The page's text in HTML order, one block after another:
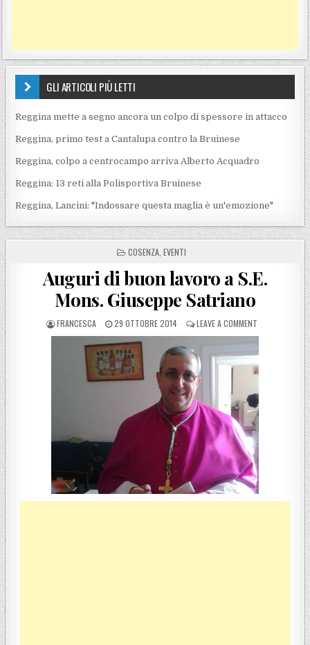
GLI ARTICOLI PIÙ LETTI
Reggina mette a segno ancora un colpo di spessore in attacco
Reggina, primo test a Cantalupa contro la Bruinese
Reggina, colpo a centrocampo arriva Alberto Acquadro
Reggina: 13 reti alla Polisportiva Bruinese
Reggina, Lancini: "Indossare questa maglia è un'emozione"
POSTED IN
COSENZA EVENTI
Auguri di buon lavoro a S.E.
Mons. Giuseppe Satriano
POSTED BY
FRANCESCA POSTED ON
29 OTTOBRE 2014 LEAVE A COMMENTON AUGURI DI